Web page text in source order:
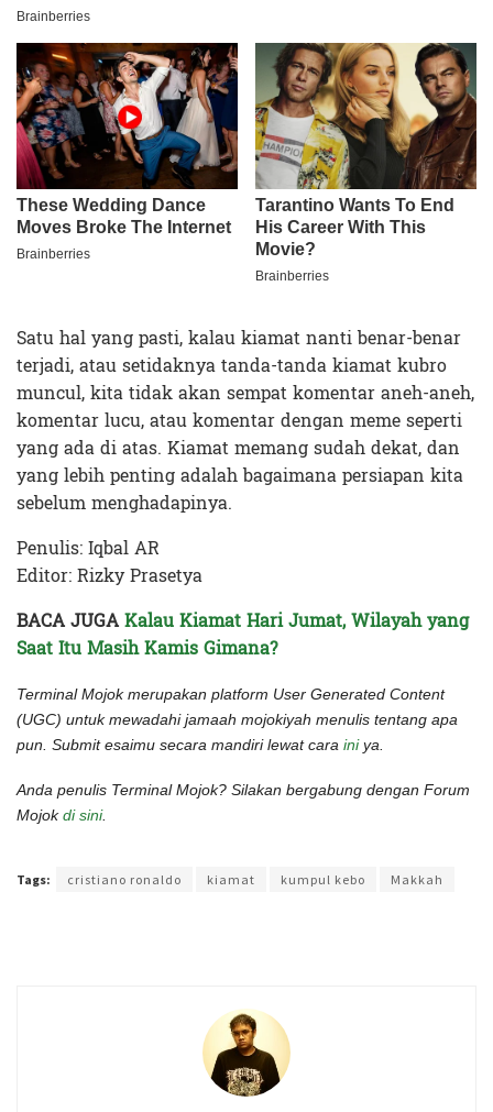
Satu hal yang pasti, kalau kiamat nanti benar-benar
terjadi, atau setidaknya tanda-tanda kiamat kubro
muncul, kita tidak akan sempat komentar aneh-aneh,
komentar lucu, atau komentar dengan meme seperti
yang ada di atas. Kiamat memang sudah dekat, dan
yang lebih penting adalah bagaimana persiapan kita
sebelum menghadapinya.
Penulis: Iqbal AR
Editor: Rizky Prasetya
BACA JUGAKalau Kiamat Hari Jumat, Wilayah yang
Saat Itu Masih Kamis Gimana?
Terminal Mojok merupakan platform User Generated Content
(UGC) untuk mewadahi jamaah mojokiyah menulis tentang apa
pun. Submit esaimu secara mandiri lewat cara iniya.
Anda penulis Terminal Mojok? Silakan bergabung dengan Forum
Mojokdi sini.
Tags: cristiano ronaldo kiamat kumpul kebo Makkah